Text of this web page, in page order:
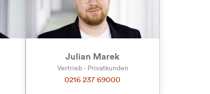
Marketing
Julian Marek
Vertrieb - Privatkunden
0216 237 69000